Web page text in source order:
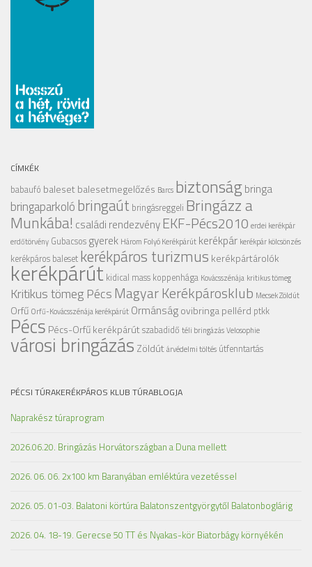
CÍMKÉK
babaufó balesetbalesetmegelőzés Barcs biztonságbringa
bringaparkolóbringaút bringásreggeli Bringázz a
Munkába! családi rendezvényEKF-Pécs2010 erdei kerékpár
erdőtörvény Gubacsos gyerek Három Folyó Kerékpárút kerékpár kerékpár kölcsönzés
kerékpáros baleset kerékpáros turizmus kerékpártárolók
kerékpárút kidical mass koppenhága Kovácsszénája kritikus tömeg
Kritikus tömeg PécsMagyar Kerékpárosklub Mecsek Zöldút
Orfű Orfű-Kovácsszénája kerékpárút Ormánságovibringapellérd ptkk
Pécs Pécs-Orfű kerékpárútszabadidő téli bringázásVelosophie
városi bringázás Zöldútárvédelmi töltés útfenntartás
PÉCSI TÚRAKERÉKPÁROS KLUB TÚRABLOGJA
Naprakész túraprogram
2026.06.20. Bringázás Horvátországban a Duna mellett
2026. 06. 06. 2x100 km Baranyában emléktúra vezetéssel
2026. 05. 01-03. Balatoni körtúra Balatonszentgyörgytől Balatonboglárig
2026. 04. 18-19. Gerecse 50 TT és Nyakas-kör Biatorbágy környékén